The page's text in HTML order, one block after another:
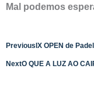
Mal podemos
PreviousIX OPEN de Padel
NextO QUE A LUZ AO